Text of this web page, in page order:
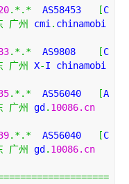
.*.*
  AS58453
[C
广州 cmi. chinamobi
.*.*
  AS9808
[C
广州 X-I chinamobi
.*.*
  AS56040
[A
广州 gd . 10086.cn
.*.*
  AS56040
[C
广州 gd . 10086.cn